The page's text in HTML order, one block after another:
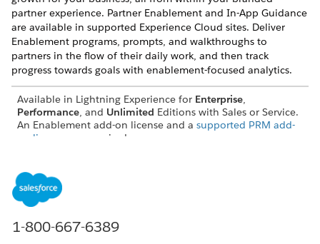
partner experience. Partner Enablement and In-App Guidance
are available in supported Experience Cloud sites. Deliver
Enablement programs, prompts, and walkthroughs to
partners in the flow of their daily work, and then track
progress towards goals with enablement-focused analytics.
Available in Lightning Experience for Enterprise,
Performance, and Unlimited Editions with Sales or Service.
An Enablement add-on license and a supported PRM add-
on license
are required.
NOTEFor documentation on Partner Enablement, see
1-800-667-6389